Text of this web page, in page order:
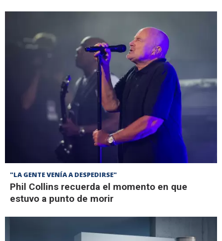
"LA GENTE VENÍA A DESPEDIRSE"
Phil Collins recuerda el momento en que
estuvo a punto de morir